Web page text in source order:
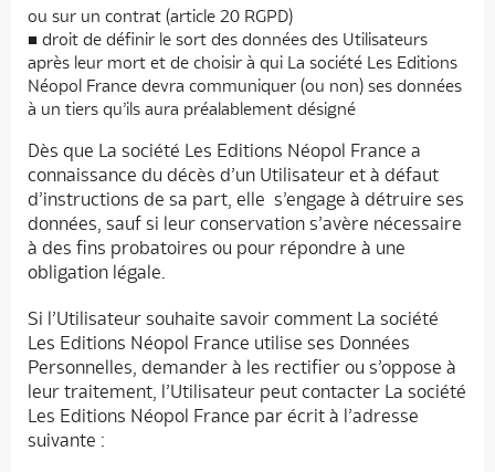
ou sur un contrat (article 20 RGPD)
droit de définir le sort des données des Utilisateurs
après leur mort et de choisir à qui La société Les Editions
Néopol France devra communiquer (ou non) ses données
à un tiers qu’ils aura préalablement désigné
Dès que La société Les Editions Néopol France a
connaissance du décès d’un Utilisateur et à défaut
d’instructions de sa part, elle s’engage à détruire ses
données, sauf si leur conservation s’avère nécessaire
à des fins probatoires ou pour répondre à une
obligation légale.
Si l’Utilisateur souhaite savoir comment La société
Les Editions Néopol France utilise ses Données
Personnelles, demander à les rectifier ou s’oppose à
leur traitement, l’Utilisateur peut contacter La société
Les Editions Néopol France par écrit à l’adresse
suivante :